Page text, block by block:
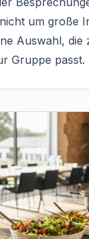
um große
Auswahl, die
Gruppe passt.